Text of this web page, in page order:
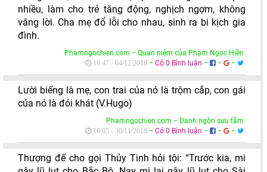
nhiều, làm cho trẻ tăng động, nghịch ngợm, không
vâng lời. Cha mẹ đổ lỗi cho nhau, sinh ra bi kịch gia
đình.
Phamngochien.com − Quan niệm của Phạm Ngọc Hiền
10:47 - 04/12/2018 − Có 0 Bình luận − − −
Lười biếng là mẹ, con trai của nó là trộm cắp, con gái
của nó là đói khát (V.Hugo)
Phamngochien.com − Danh ngôn sưu tầm
16:05 - 30/11/2018 − Có 0 Bình luận − − −
Thượng đế cho gọi Thủy Tinh hỏi tội: “Trước kia, mi